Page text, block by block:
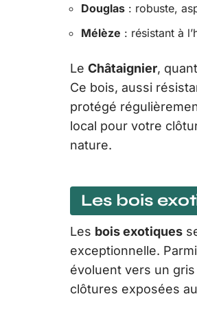
Douglas : robuste,
Mélèze : résistant à
Le Châtaignier,
Ce bois, aussi
protégé
local pour votre
nature.
Les bois
Les bois exotiques
exceptionnelle.
évoluent vers un
clôtures exposées